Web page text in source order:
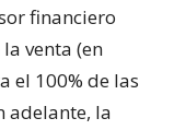
financiero
venta (en
el 100% de las
adelante, la